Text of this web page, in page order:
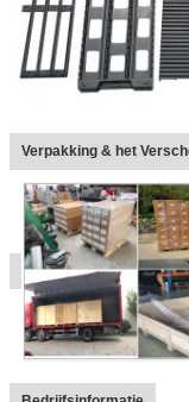
Verpakking & het